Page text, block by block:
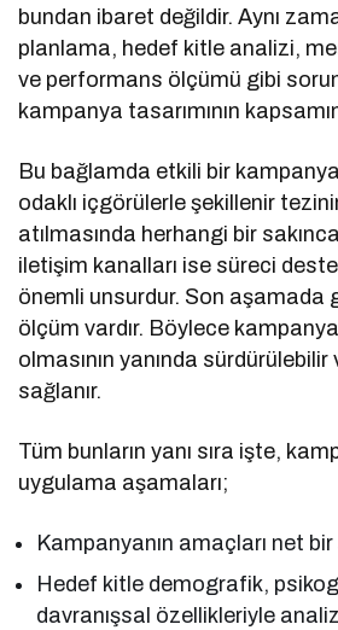
bundan ibaret değildir. Aynı
planlama, hedef kitle analizi,
ve performans ölçümü gibi
kampanya tasarımının
Bu bağlamda etkili bir
odaklı içgörülerle şekillenir
atılmasında herhangi bir
iletişim kanalları ise süreci
önemli unsurdur. Son aşamada
ölçüm vardır. Böylece
olmasının yanında
sağlanır.
Tüm bunların yanı sıra işte,
uygulama aşamaları;
Kampanyanın amaçları net bir
Hedef kitle demografik,
davranışsal özellikleriyle